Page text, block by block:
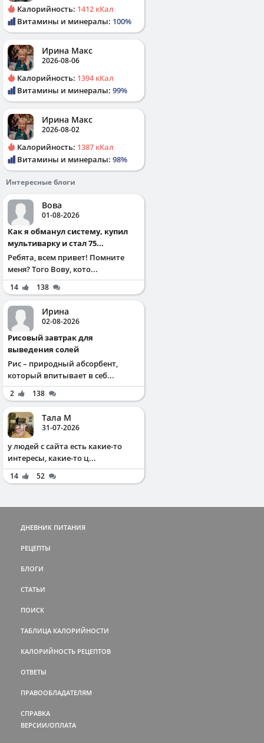
Калорийность: 1412 кКал
Витамины и минералы: 100%
Ирина Макс
2026-08-06
Калорийность: 1394 кКал
Витамины и минералы: 99%
Ирина Макс
2026-08-02
Калорийность: 1387 кКал
Витамины и минералы: 98%
Интересные блоги
Вова
01-08-2026
Как я обманул систему, купил
мультиварку и стал 75...
Ребята, всем привет! Помните
меня? Того Вову, кото...
14 138
Ирина
02-08-2026
Рисовый завтрак для
выведения солей
Рис – природный абсорбент,
который впитывает в себ...
2 138
Тала М
31-07-2026
у людей с сайта есть какие-то
интересы, какие-то ц...
14 52
ДНЕВНИК ПИТАНИЯ
РЕЦЕПТЫ
БЛОГИ
СТАТЬИ
ПОИСК
ТАБЛИЦА КАЛОРИЙНОСТИ
КАЛОРИЙНОСТЬ РЕЦЕПТОВ
ОТВЕТЫ
ПРАВООБЛАДАТЕЛЯМ
СПРАВКА
ВЕРСИИ/ОПЛАТА